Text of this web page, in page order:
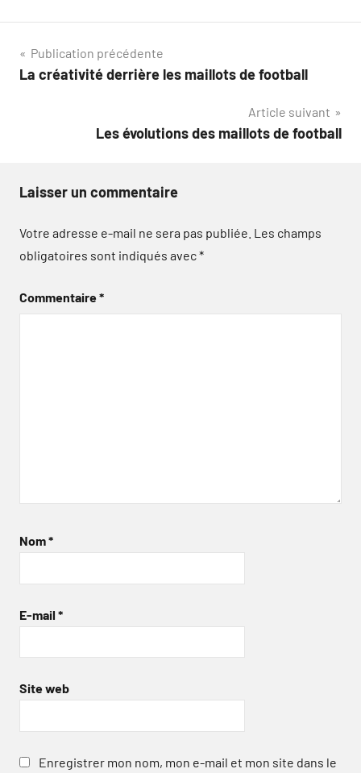
Navigation
de
Publication précédente
La créativité derrière les maillots de football
Article suivant
Les évolutions des maillots de football
Laisser un commentaire
Votre adresse e-mail ne sera pas publiée. Les champs
obligatoires sont indiqués avec*
Commentaire*
Nom*
E-mail *
Site web
Enregistrer mon nom, mon e-mail et mon site dans le